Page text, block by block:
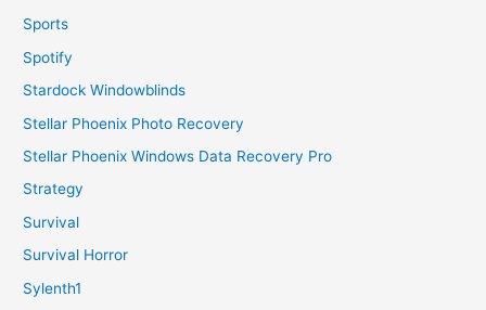
Sports
Spotify
Stardock Windowblinds
Stellar Phoenix Photo Recovery
Stellar Phoenix Windows Data Recovery Pro
Strategy
Survival
Survival Horror
Sylenth1